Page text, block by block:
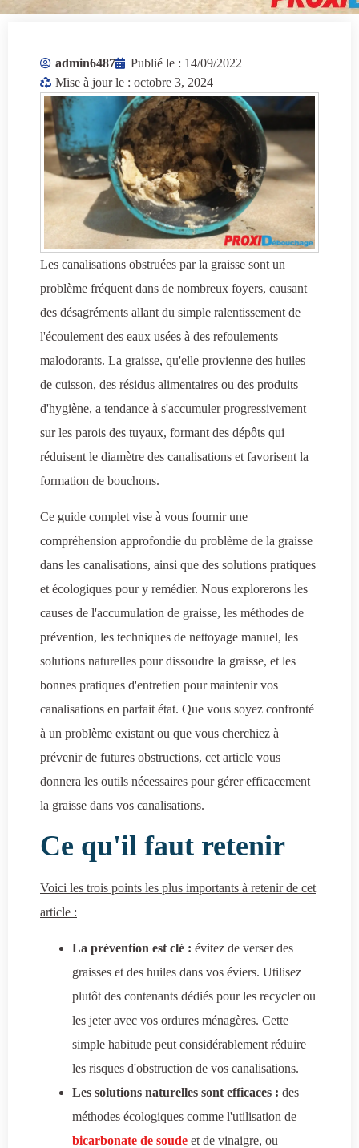
admin6487 Publié le : 14/09/2022
Mise à jour le : octobre 3, 2024
Les canalisations obstruées par la graisse sont un
problème fréquent dans de nombreux foyers, causant
des désagréments allant du simple ralentissement de
l'écoulement des eaux usées à des refoulements
malodorants. La graisse, qu'elle provienne des huiles
de cuisson, des résidus alimentaires ou des produits
d'hygiène, a tendance à s'accumuler progressivement
sur les parois des tuyaux, formant des dépôts qui
réduisent le diamètre des canalisations et favorisent la
formation de bouchons.
Ce guide complet vise à vous fournir une
compréhension approfondie du problème de la graisse
dans les canalisations, ainsi que des solutions pratiques
et écologiques pour y remédier. Nous explorerons les
causes de l'accumulation de graisse, les méthodes de
prévention, les techniques de nettoyage manuel, les
solutions naturelles pour dissoudre la graisse, et les
bonnes pratiques d'entretien pour maintenir vos
canalisations en parfait état. Que vous soyez confronté
à un problème existant ou que vous cherchiez à
prévenir de futures obstructions, cet article vous
donnera les outils nécessaires pour gérer efficacement
la graisse dans vos canalisations.
Ce qu'il faut retenir
Voici les trois points les plus importants à retenir de cet
article :
La prévention est clé : évitez de verser des
graisses et des huiles dans vos éviers. Utilisez
plutôt des contenants dédiés pour les recycler ou
les jeter avec vos ordures ménagères. Cette
simple habitude peut considérablement réduire
les risques d'obstruction de vos canalisations.
Les solutions naturelles sont efficaces : des
méthodes écologiques comme l'utilisation de
bicarbonate de soude et de vinaigre, ou